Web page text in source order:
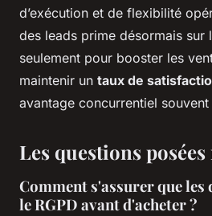
d’exécution et de flexibilité
des leads prime désormais sur
seulement pour booster les
maintenir un taux de
avantage concurrentiel
Les questions
Comment s'assurer que les
le RGPD avant d'acheter ?